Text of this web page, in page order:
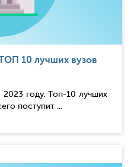
10 лучших вузов
2023 году. Топ-10 лучших
поступит ...